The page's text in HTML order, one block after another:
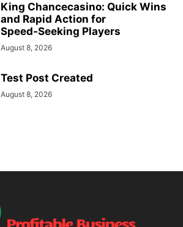
King Chancecasino: Quick Wins
and Rapid Action for
Speed‑Seeking Players
August 8, 2026
Test Post Created
August 8, 2026